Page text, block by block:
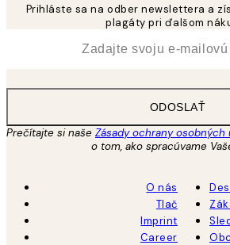
Prihláste sa na odber newslettera a
plagáty pri ďalšom
ODOSLAŤ
Prečítajte si naše Zásady ochrany osobných
o tom, ako spracúvame
O nás
Tlač
Imprint
Career